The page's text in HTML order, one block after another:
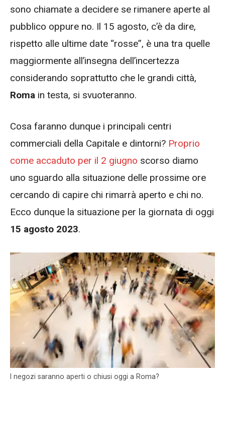
sono chiamate a decidere se rimanere aperte al
pubblico oppure no. Il 15 agosto, c’è da dire,
rispetto alle ultime date “rosse”, è una tra quelle
maggiormente all’insegna dell’incertezza
considerando soprattutto che le grandi città,
Roma in testa, si svuoteranno.
Cosa faranno dunque i principali centri
commerciali della Capitale e dintorni? Proprio
come accaduto per il 2 giugno scorso diamo
uno sguardo alla situazione delle prossime ore
cercando di capire chi rimarrà aperto e chi no.
Ecco dunque la situazione per la giornata di oggi
15 agosto 2023.
I negozi saranno aperti o chiusi oggi a Roma?